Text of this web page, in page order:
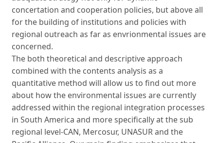
concertation and cooperation policies, but above all
for the building of institutions and policies with
regional outreach as far as envrionmental issues are
concerned.
The both theoretical and descriptive approach
combined with the contents analysis as a
quantitative method will allow us to find out more
about how the environmental issues are currently
addressed within the regional integration processes
in South America and more specifically at the sub
regional level-CAN, Mercosur, UNASUR and the